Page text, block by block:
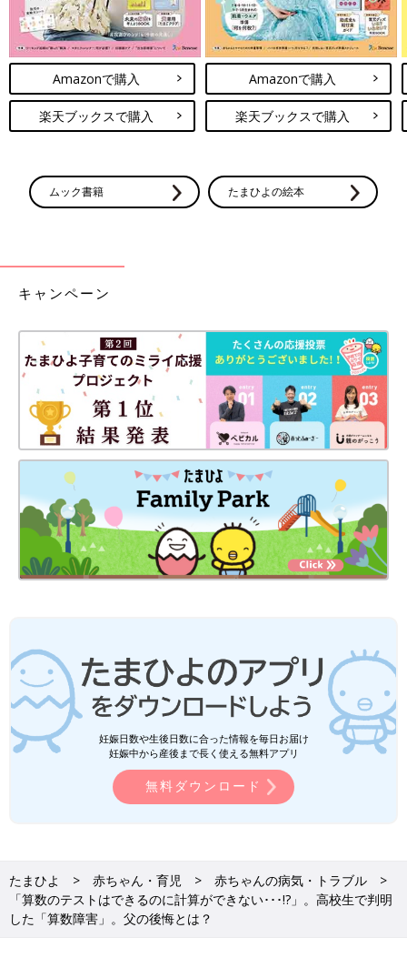
Amazonで購入
楽天ブックスで購入
Amazonで購入
楽天ブックスで購入
ムック書籍 たまひよの絵本
キャンペーン
妊娠日数や生後日数に合った情報を毎日お届け
妊娠中から産後まで長く使える無料アプリ
無料ダウンロード
たまひよ 赤ちゃん・育児
赤ちゃんの病気・トラブル
「算数のテストはできるのに計算ができない･･･!?」。高校生で判明
した「算数障害」。父の後悔とは？